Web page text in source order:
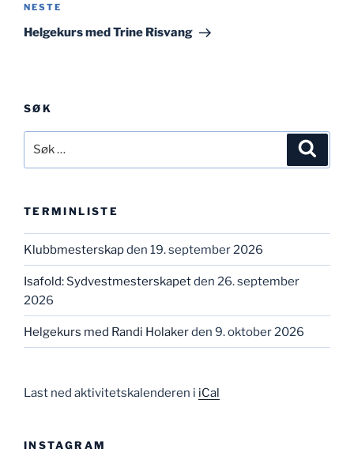
Neste
innlegg
NESTE
Helgekurs med Trine Risvang
SØK
etter:
TERMINLISTE
Klubbmesterskapden 19. september 2026
Isafold: Sydvestmesterskapetden 26. september
2026
Helgekurs med Randi Holakerden 9. oktober 2026
Last ned aktivitetskalenderen i iCal
INSTAGRAM